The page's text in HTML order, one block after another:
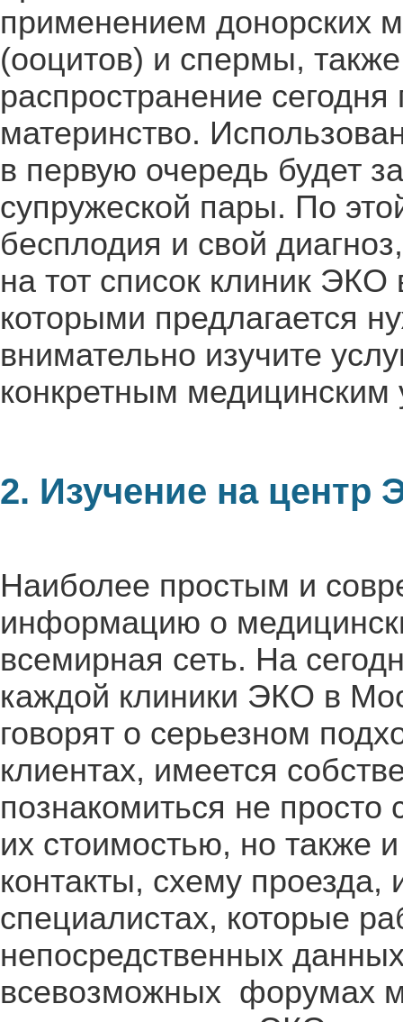
применением донорских
(ооцитов) и спермы,
распространение сегодня
материнство.
в первую очередь будет
супружеской пары. По
бесплодия и свой
на тот список клиник
которыми предлагается
внимательно изучите
конкретным
2. Изучение на центр
Наиболее простым и
информацию о
всемирная сеть. На
каждой клиники ЭКО в
говорят о серьезном
клиентах, имеется
познакомиться не
их стоимостью, но также
контакты, схему проезда,
специалистах, которые
непосредственных
всевозможных форумах